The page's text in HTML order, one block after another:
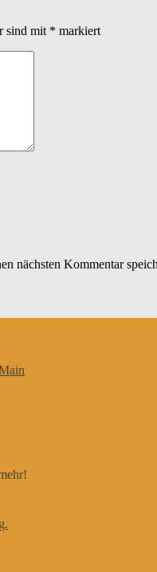
sind mit * markiert
nächsten Kommentar